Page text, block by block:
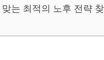
는 최적의 노후 전략 찾